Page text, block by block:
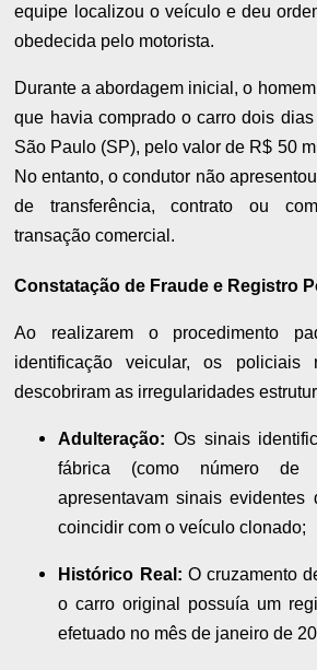
equipe localizou o veículo e deu
obedecida pelo motorista.
Durante a abordagem inicial, o
que havia comprado o carro dois
São Paulo (SP), pelo valor de R$ 50
No entanto, o condutor não
de transferência, contrato ou
transação comercial.
Constatação de Fraude e Registro
Ao realizarem o procedimento
identificação veicular, os policiais
descobriram as irregularidades
Adulteração: Os sinais
fábrica (como número
apresentavam sinais evidentes
coincidir com o veículo clonado;
Histórico Real: O cruzamento
o carro original possuía um
efetuado no mês de janeiro de